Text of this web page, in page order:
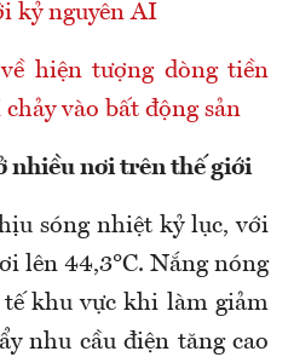
kỷ nguyên AI
hiện tượng dòng tiền
vào bất động sản
nhiều nơi trên thế giới
sóng nhiệt kỷ lục, với
lên 44,3°C. Nắng nóng
khu vực khi làm giảm
nhu cầu điện tăng cao